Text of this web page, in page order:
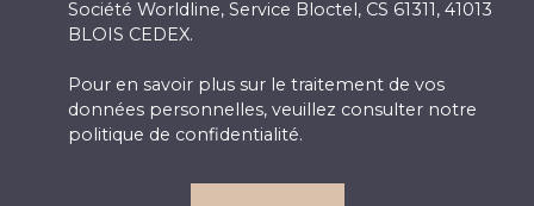
Société Worldline, Service Bloctel, CS 61311, 41013
BLOIS CEDEX.
Pour en savoir plus sur le traitement de vos
données personnelles, veuillez consulter notre
politique de confidentialité.